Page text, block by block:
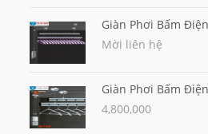
Giàn Phơi Bấm
Mời liên hệ
Giàn Phơi Bấm
4,800,000